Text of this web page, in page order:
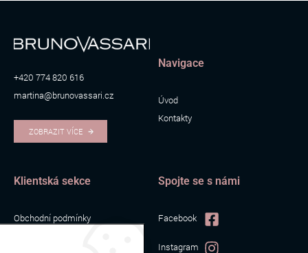
+420 774 820 616
martina@brunovassari.cz
ZOBRAZIT VÍCE
Navigace
Úvod
Kontakty
Klientská sekce
Obchodní podmínky
Spojte se s námi
Facebook
Instagram